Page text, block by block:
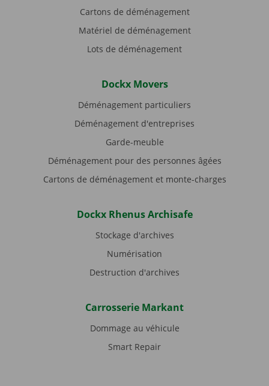
Cartons de déménagement
Matériel de déménagement
Lots de déménagement
Dockx Movers
Déménagement particuliers
Déménagement d'entreprises
Garde-meuble
Déménagement pour des personnes âgées
Cartons de déménagement et monte-charges
Dockx Rhenus Archisafe
Stockage d'archives
Numérisation
Destruction d'archives
Carrosserie Markant
Dommage au véhicule
Smart Repair